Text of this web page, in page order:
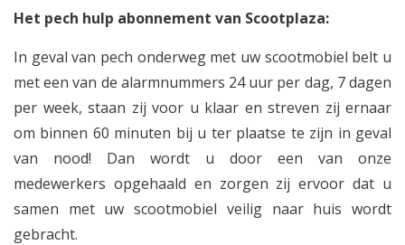
Het pech hulp abonnement van Scootplaza:
In geval van pech onderweg met uw scootmobiel belt u
met een van de alarmnummers 24 uur per dag, 7 dagen
per week, staan zij voor u klaar en streven zij ernaar
om binnen 60 minuten bij u ter plaatse te zijn in geval
van nood! Dan wordt u door een van onze
medewerkers opgehaald en zorgen zij ervoor dat u
samen met uw scootmobiel veilig naar huis wordt
gebracht.